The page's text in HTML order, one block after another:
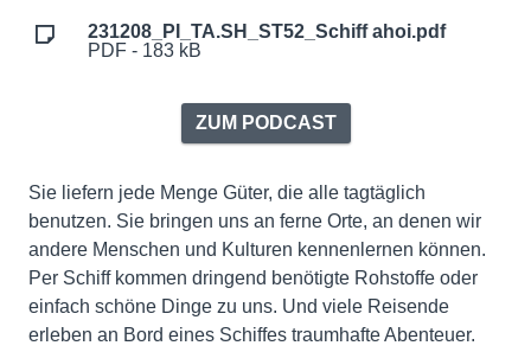
231208_PI_TA.SH_ST52_Schiff ahoi.pdf
PDF - 183 kB
ZUM PODCAST
Sie liefern jede Menge Güter, die alle tagtäglich
benutzen. Sie bringen uns an ferne Orte, an denen wir
andere Menschen und Kulturen kennenlernen können.
Per Schiff kommen dringend benötigte Rohstoffe oder
einfach schöne Dinge zu uns. Und viele Reisende
erleben an Bord eines Schiffes traumhafte Abenteuer.